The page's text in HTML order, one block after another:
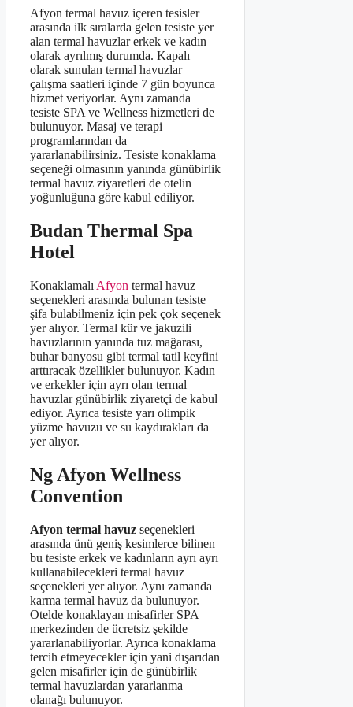
Afyon termal havuz içeren tesisler
arasında ilk sıralarda gelen tesiste yer
alan termal havuzlar erkek ve kadın
olarak ayrılmış durumda. Kapalı
olarak sunulan termal havuzlar
çalışma saatleri içinde 7 gün boyunca
hizmet veriyorlar. Aynı zamanda
tesiste SPA ve Wellness hizmetleri de
bulunuyor. Masaj ve terapi
programlarından da
yararlanabilirsiniz. Tesiste konaklama
seçeneği olmasının yanında günübirlik
termal havuz ziyaretleri de otelin
yoğunluğuna göre kabul ediliyor.
Budan Thermal Spa
Hotel
Konaklamalı Afyon termal havuz
seçenekleri arasında bulunan tesiste
şifa bulabilmeniz için pek çok seçenek
yer alıyor. Termal kür ve jakuzili
havuzlarının yanında tuz mağarası,
buhar banyosu gibi termal tatil keyfini
arttıracak özellikler bulunuyor. Kadın
ve erkekler için ayrı olan termal
havuzlar günübirlik ziyaretçi de kabul
ediyor. Ayrıca tesiste yarı olimpik
yüzme havuzu ve su kaydırakları da
yer alıyor.
Ng Afyon Wellness
Convention
Afyon termal havuz seçenekleri
arasında ünü geniş kesimlerce bilinen
bu tesiste erkek ve kadınların ayrı ayrı
kullanabilecekleri termal havuz
seçenekleri yer alıyor. Aynı zamanda
karma termal havuz da bulunuyor.
Otelde konaklayan misafirler SPA
merkezinden de ücretsiz şekilde
yararlanabiliyorlar. Ayrıca konaklama
tercih etmeyecekler için yani dışarıdan
gelen misafirler için de günübirlik
termal havuzlardan yararlanma
olanağı bulunuyor.